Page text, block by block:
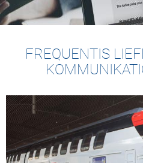
FREQUENTIS